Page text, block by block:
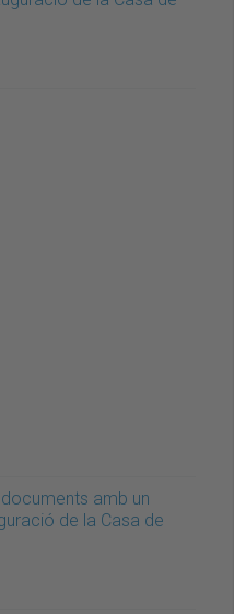
amb un
de la Casa de